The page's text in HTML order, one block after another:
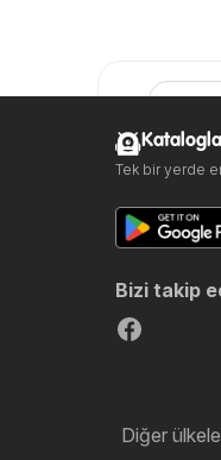
Tek bir yerde
Bizi takip
Diğer